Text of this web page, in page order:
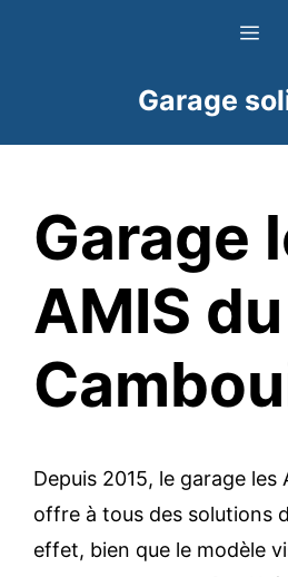
Garage
Garage
AMIS du
Depuis 2015, le garage les
offre à tous des solutions
effet, bien que le modèle